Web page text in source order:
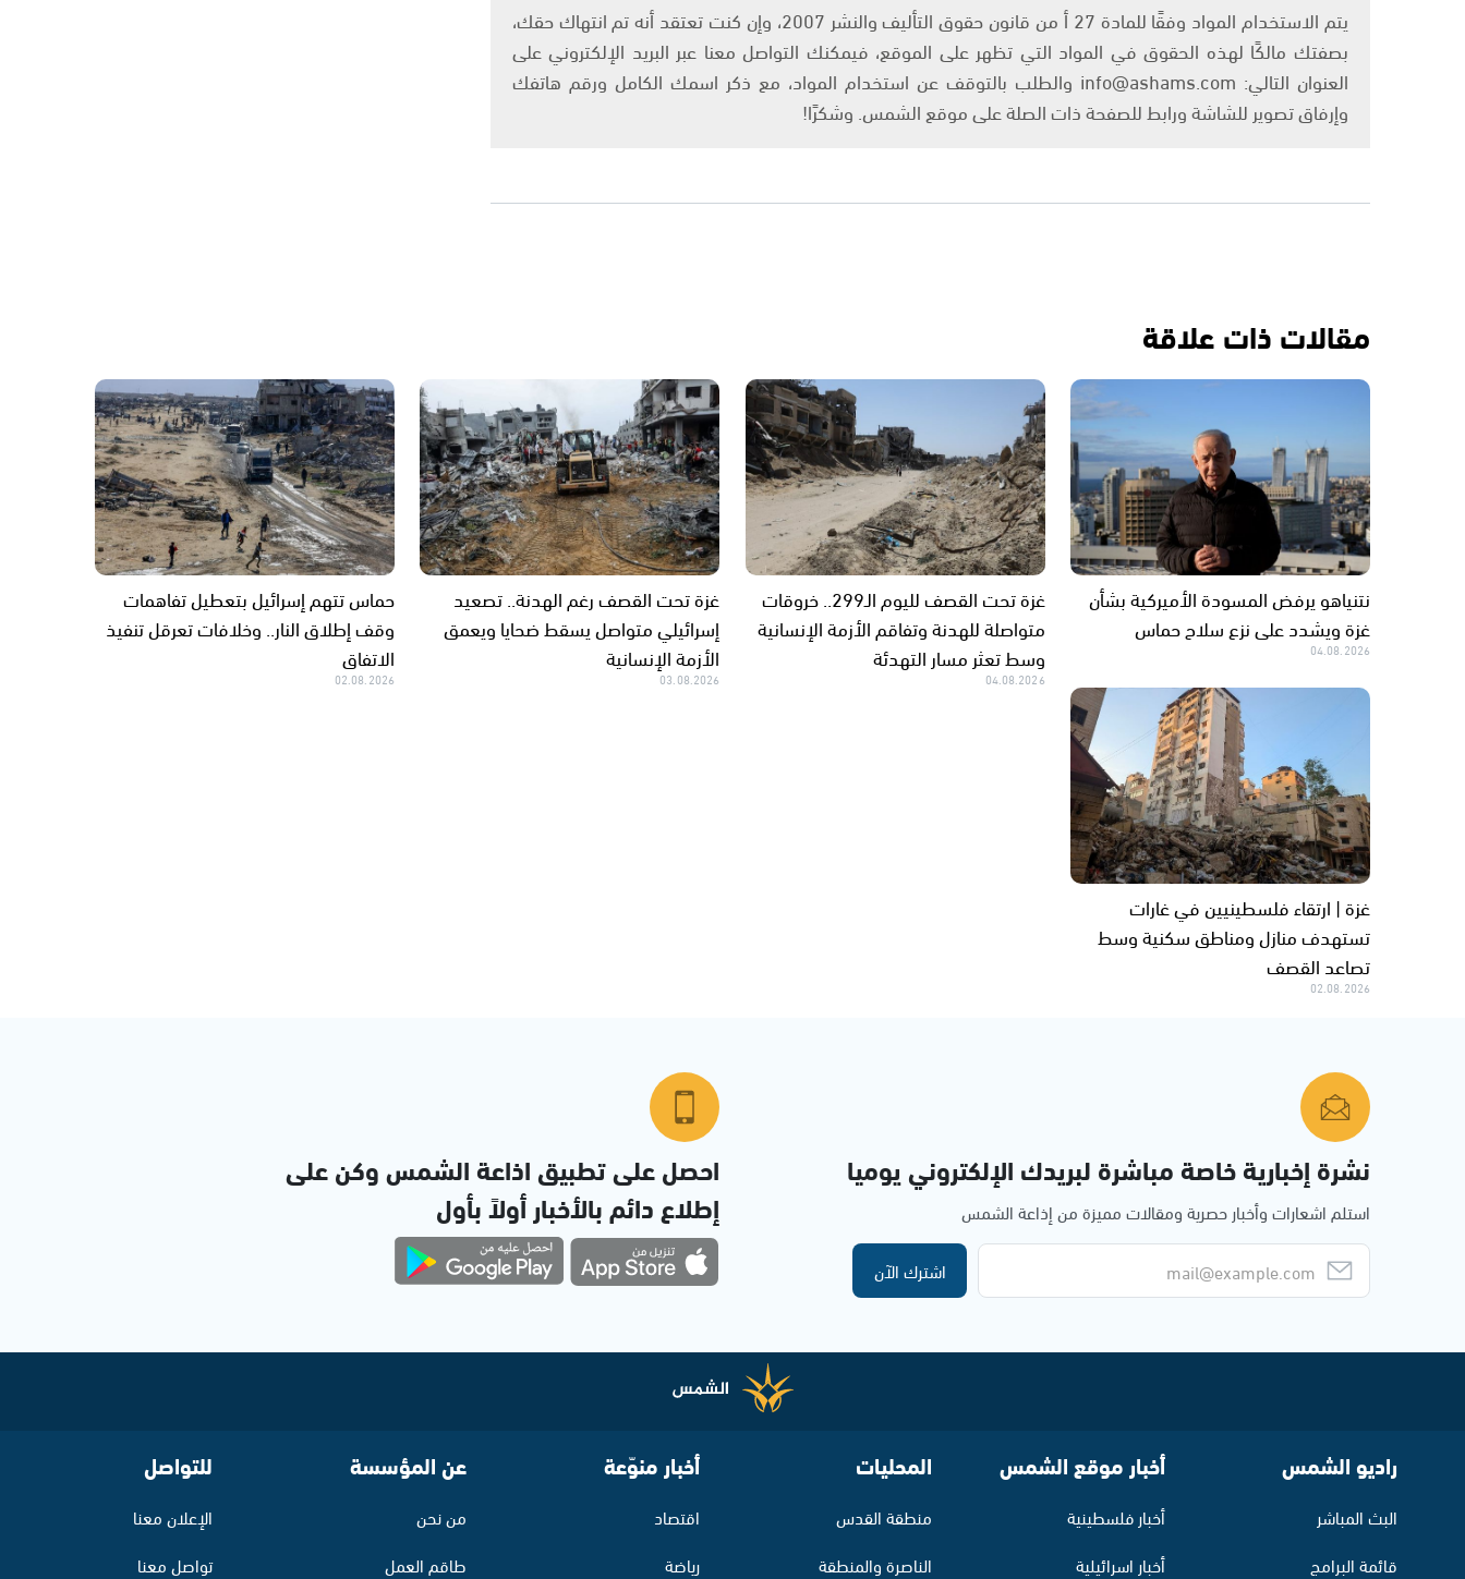
يتم الاستخدام المواد وفقًا للمادة 27 أ من قانون حقوق التأليف والنشر 2007، وإن كنت تعتقد أنه تم انتهاك حقك،
بصفتك مالكًا لهذه الحقوق في المواد التي تظهر على الموقع، فيمكنك التواصل معنا عبر البريد الإلكتروني على
العنوان التالي: info@ashams.com والطلب بالتوقف عن استخدام المواد، مع ذكر اسمك الكامل ورقم هاتفك
وإرفاق تصوير للشاشة ورابط للصفحة ذات الصلة على موقع الشمس. وشكرًا!
مقالات ذات علاقة
نتنياهو يرفض المسودة الأميركية بشأن
غزة ويشدد على نزع سلاح حماس
04.08.2026
غزة تحت القصف لليوم الـ299.. خروقات
متواصلة للهدنة وتفاقم الأزمة الإنسانية
وسط تعثر مسار التهدئة
04.08.2026
غزة تحت القصف رغم الهدنة.. تصعيد
إسرائيلي متواصل يسقط ضحايا ويعمق
الأزمة الإنسانية
03.08.2026
حماس تتهم إسرائيل بتعطيل تفاهمات
وقف إطلاق النار.. وخلافات تعرقل تنفيذ
الاتفاق
02.08.2026
غزة | ارتقاء فلسطينيين في غارات
تستهدف منازل ومناطق سكنية وسط
تصاعد القصف
02.08.2026
نشرة إخبارية خاصة مباشرة لبريدك الإلكتروني يوميا
استلم اشعارات وأخبار حصرية ومقالات مميزة من إذاعة الشمس
اشترك الآن
احصل على تطبيق اذاعة الشمس وكن على
إطلاع دائم بالأخبار أولاً بأول
راديو الشمس
البث المباشر
قائمة البرامج
أخبار موقع الشمس
أخبار فلسطينية
أخبار اسرائيلية
المحليات
منطقة القدس
الناصرة والمنطقة
أخبار منوّعة
اقتصاد
رياضة
عن المؤسسة
من نحن
طاقم العمل
للتواصل
الإعلان معنا
تواصل معنا